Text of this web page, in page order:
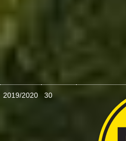
2019/2020 30